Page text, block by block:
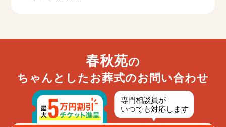
春秋苑の
ちゃんとしたお葬式のお問い合わせ